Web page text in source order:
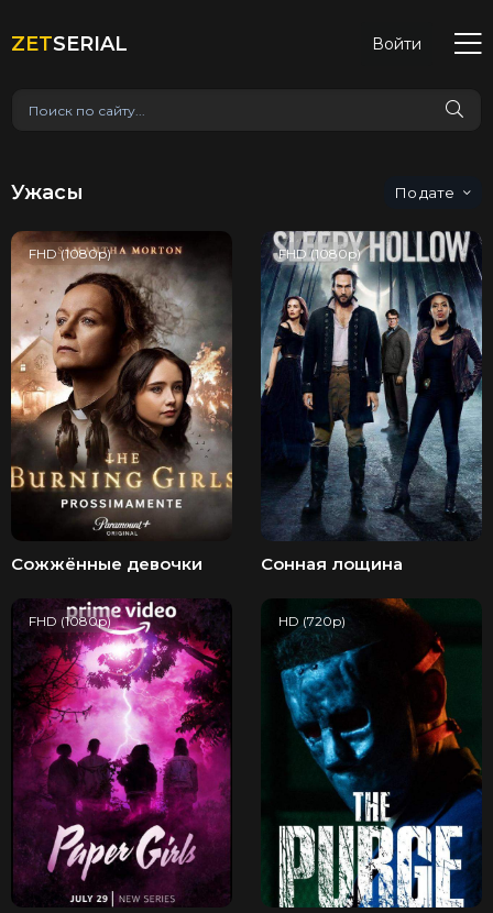
ZETSERIAL Войти
Ужасы дате
FHD (1080p)
Сожжённые девочки
FHD (1080p)
Сонная лощина
FHD (1080p) HD (720p)